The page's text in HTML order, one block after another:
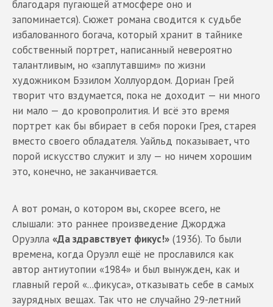
благодаря пугающей атмосфере оно и
запоминается). Сюжет романа сводится к судьбе
избалованного богача, который хранит в тайнике
собственный портрет, написанный невероятно
талантливым, но «заплутавшим» по жизни
художником Бэзилом Холлуордом. Дориан Грей
творит что вздумается, пока не доходит — ни много
ни мало — до кровопролития. И всё это время
портрет как бы вбирает в себя пороки Грея, старея
вместо своего обладателя. Уайльд показывает, что
порой искусство служит и злу — но ничем хорошим
это, конечно, не заканчивается.
А вот роман, о котором вы, скорее всего, не
слышали: это раннее произведение Джорджа
Оруэлла «Да здравствует фикус!» (1936). То были
времена, когда Оруэлл ещё не прославился как
автор антиутопии «1984» и был вынужден, как и
главный герой «...фикуса», отказывать себе в самых
заурядных вещах. Так что не случайно 29-летний